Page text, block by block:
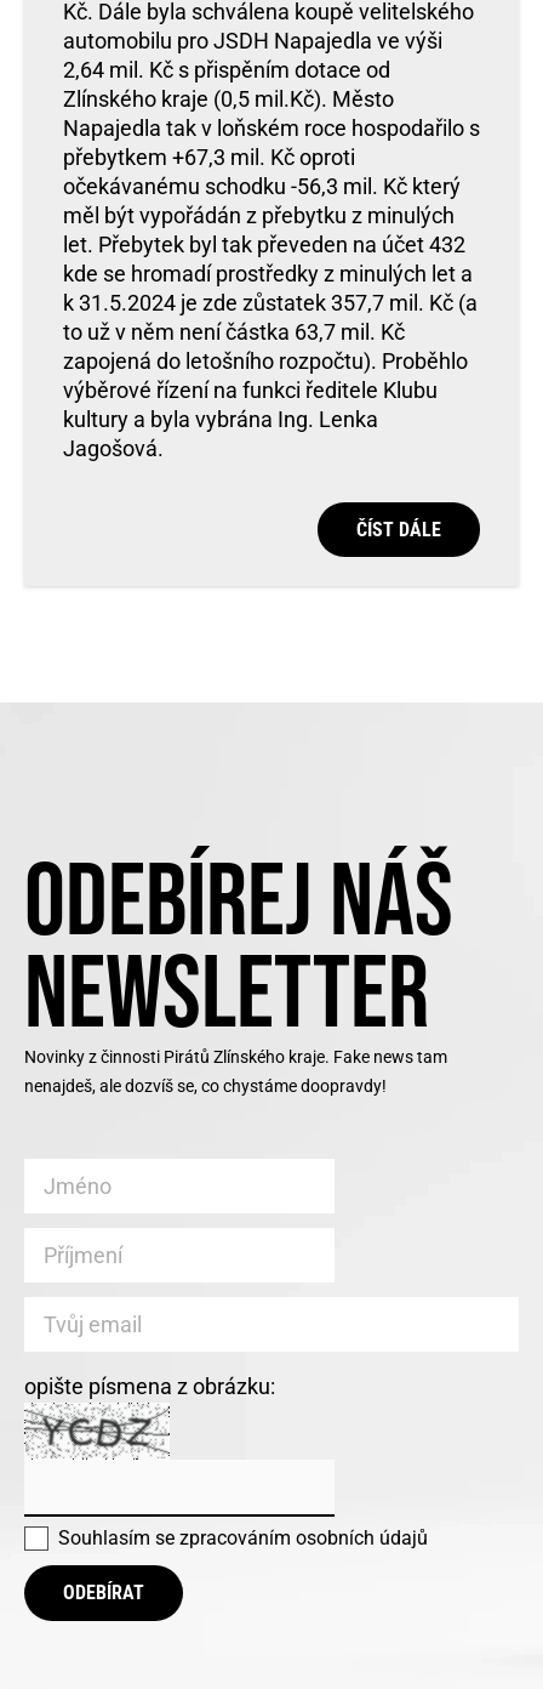
Kč. Dále byla schválena koupě velitelského
automobilu pro JSDH Napajedla ve výši
2,64 mil. Kč s přispěním dotace od
Zlínského kraje (0,5 mil.Kč). Město
Napajedla tak v loňském roce hospodařilo s
přebytkem +67,3 mil. Kč oproti
očekávanému schodku -56,3 mil. Kč který
měl být vypořádán z přebytku z minulých
let. Přebytek byl tak převeden na účet 432
kde se hromadí prostředky z minulých let a
k 31.5.2024 je zde zůstatek 357,7 mil. Kč (a
to už v něm není částka 63,7 mil. Kč
zapojená do letošního rozpočtu). Proběhlo
výběrové řízení na funkci ředitele Klubu
kultury a byla vybrána Ing. Lenka
Jagošová.
ČÍST DÁLE
ODEBÍREJ NÁŠ
NEWSLETTER
Novinky z činnosti Pirátů Zlínského kraje. Fake news tam
nenajdeš, ale dozvíš se, co chystáme doopravdy!
opište písmena z obrázku:
Souhlasím se zpracováním osobních údajů
ODEBÍRAT